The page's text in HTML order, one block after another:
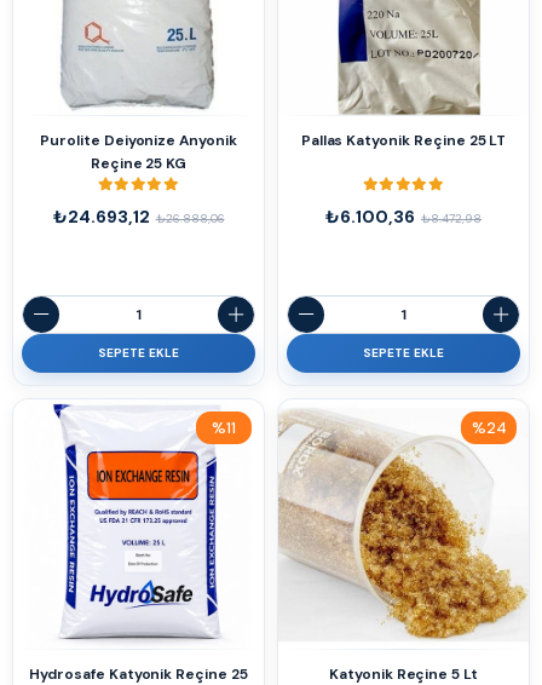
Purolite Deiyonize Anyonik
Reçine 25 KG
₺24.693,12 ₺26.888,06
SEPETE EKLE
Pallas Katyonik Reçine 25 LT
₺6.100,36 ₺8.472,98
SEPETE EKLE
Hydrosafe Katyonik Reçine 25
%11
İndirim
%11İndirim
Katyonik Reçine 5 Lt
%24
İndirim
%24İndirim